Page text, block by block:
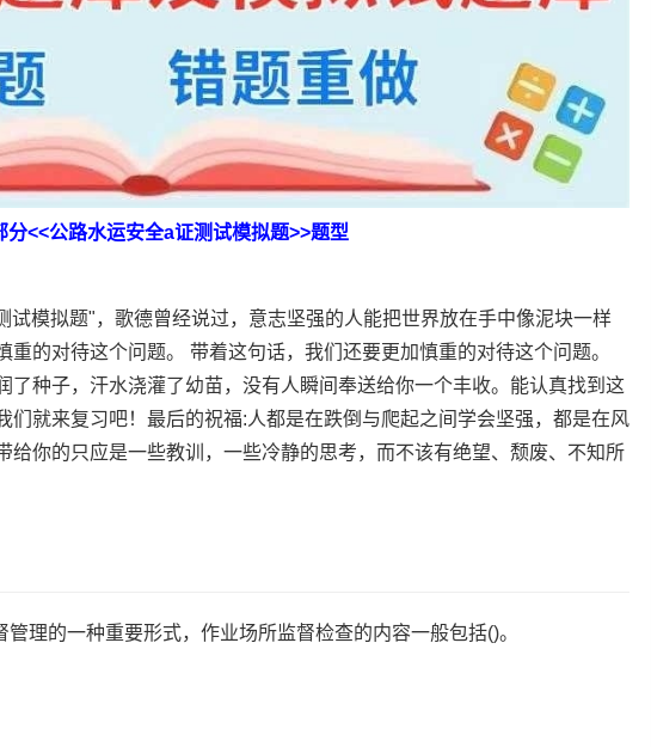
分<<公路水运安全a证测试模拟题>>题型
试模拟题"，歌德曾经说过，意志坚强的人能把世界放在手中像泥块一样
的对待这个问题。 带着这句话，我们还要更加慎重的对待这个问题。
了种子，汗水浇灌了幼苗，没有人瞬间奉送给你一个丰收。能认真找到这
们就来复习吧！最后的祝福:人都是在跌倒与爬起之间学会坚强，都是在风
给你的只应是一些教训，一些冷静的思考，而不该有绝望、颓废、不知所
理的一种重要形式，作业场所监督检查的内容一般包括()。